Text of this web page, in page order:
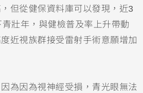
但從健保資料庫可以發現，近3
壯年，與健檢普及率上升帶動
近視族群接受雷射手術意願增加
為因為視神經受損，青光眼無法